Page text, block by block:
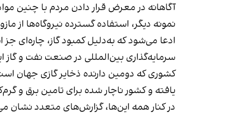
آگاهانه در معرض قرار دادن مردم با چنین
نمونه دیگر، استفاده گسترده نیروگاه‌ها از
ادعا می‌شود که به‌دلیل کمبود گاز، چاره‌ای
سرمایه‌گذاری بین‌المللی در صنعت نفت و گاز
کشوری که دومین دارنده ذخایر گازی جهان
یافته و کشور ناچار شده برای تامین برق و
در کنار همه این‌ها، گزارش‌های متعدد